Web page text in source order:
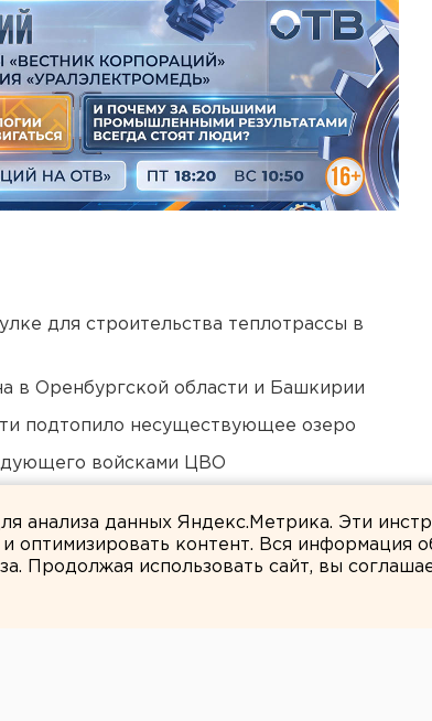
для строительства теплотрассы в
в Оренбургской области и Башкирии
подтопило несуществующее озеро
войсками ЦВО
анализа данных Яндекс.Метрика. Эти
оптимизировать контент. Вся информация
Продолжая использовать сайт, вы